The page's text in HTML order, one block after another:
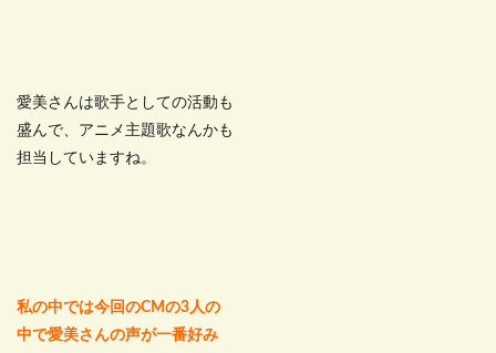
愛美さんは歌手としての活動も
盛んで、アニメ主題歌なんかも
担当していますね。
私の中では今回のCMの3人の
中で愛美さんの声が一番好み